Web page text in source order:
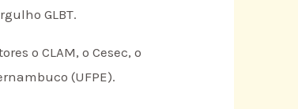
GLBT.
o CLAM, o Cesec, o
(UFPE).